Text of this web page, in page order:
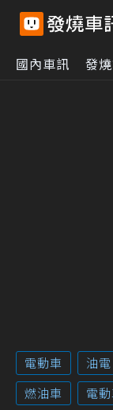
國內車訊 發
電動車 油電
燃油車
電